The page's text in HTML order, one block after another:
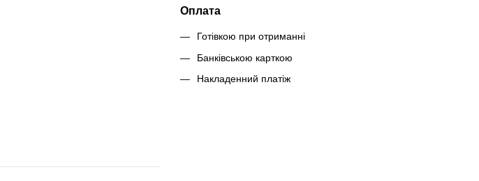
Оплата
Готівкою при отриманні
Банківською карткою
Накладенний платіж